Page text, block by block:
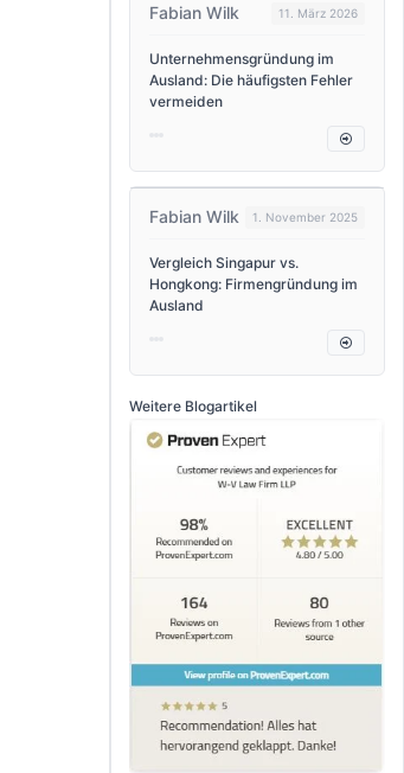
Fabian Wilk 11. März 2026
Unternehmensgründung im
Ausland: Die häufigsten Fehler
vermeiden
Fabian Wilk 1. November 2025
Vergleich Singapur vs.
Hongkong: Firmengründung im
Ausland
Weitere Blogartikel